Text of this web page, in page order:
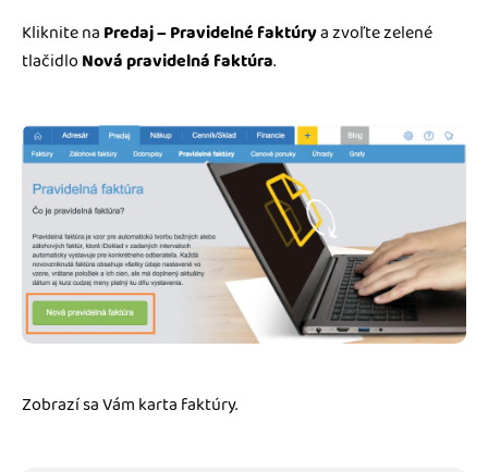
Kliknite na Predaj – Pravidelné faktúrya zvoľte zelené
tlačidlo Nová pravidelná faktúra.
Zobrazí sa Vám karta faktúry.